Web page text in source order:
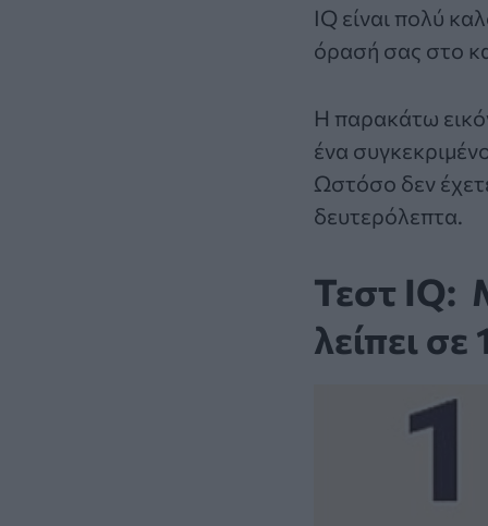
IQ είναι πολύ
όρασή σας στο
Η παρακάτω
ένα
Ωστόσο δεν
δευτερόλεπτα.
Τεστ IQ:
λείπει